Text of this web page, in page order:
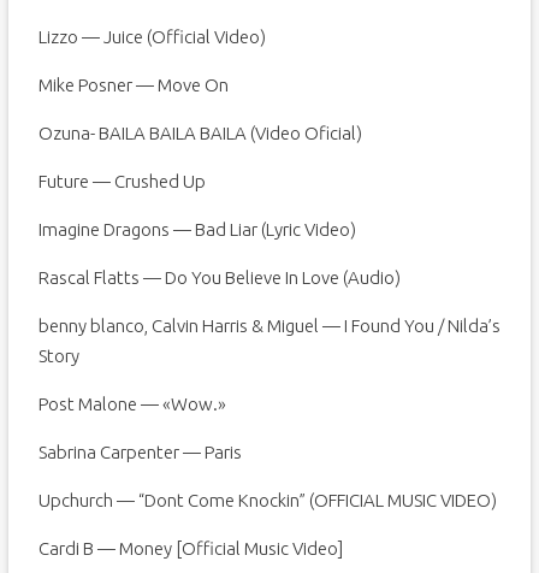
Lizzo — Juice (Official Video)
Mike Posner — Move On
Ozuna- BAILA BAILA BAILA (Video Oficial)
Future — Crushed Up
Imagine Dragons — Bad Liar (Lyric Video)
Rascal Flatts — Do You Believe In Love (Audio)
benny blanco, Calvin Harris & Miguel — I Found You / Nilda’s
Story
Post Malone — «Wow.»
Sabrina Carpenter — Paris
Upchurch — “Dont Come Knockin” (OFFICIAL MUSIC VIDEO)
Cardi B — Money [Official Music Video]